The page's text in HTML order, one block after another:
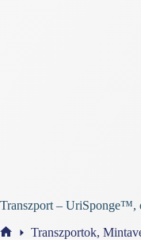
Transzport – UriSponge™,
Transzportok,